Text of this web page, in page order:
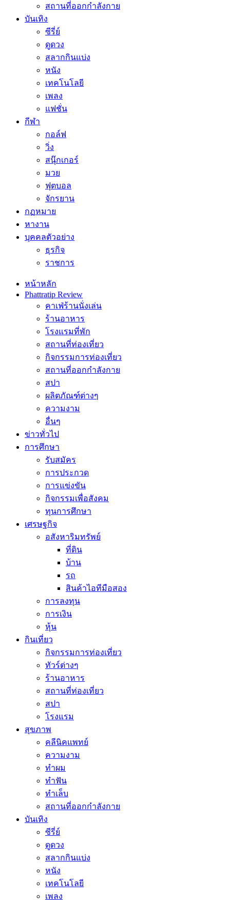
สถานที่ออกกำลังกาย
บันเทิง
ซีรี่ย์
ดูดวง
สลากกินแบ่ง
หนัง
เทคโนโลยี
เพลง
แฟชั่น
กีฬา
กอล์ฟ
วิ่ง
สนุ๊กเกอร์
มวย
ฟุตบอล
จักรยาน
กฏหมาย
หางาน
บุคคลตัวอย่าง
ธุรกิจ
ราชการ
หน้าหลัก
Phattratip Review
คาเฟ่ร้านนั่งเล่น
ร้านอาหาร
โรงแรมที่พัก
สถานที่ท่องเที่ยว
กิจกรรมการท่องเที่ยว
สถานที่ออกกำลังกาย
สปา
ผลิตภัณฑ์ต่างๆ
ความงาม
อื่นๆ
ข่าวทั่วไป
การศึกษา
รับสมัคร
การประกวด
การแข่งขัน
กิจกรรมเพื่อสังคม
ทุนการศึกษา
เศรษฐกิจ
อสังหาริมทรัพย์
ที่ดิน
บ้าน
รถ
สินค้าไอทีมือสอง
การลงทุน
การเงิน
หุ้น
กินเที่ยว
กิจกรรมการท่องเที่ยว
ทัวร์ต่างๆ
ร้านอาหาร
สถานที่ท่องเที่ยว
สปา
โรงแรม
สุขภาพ
คลีนิคแพทย์
ความงาม
ทำผม
ทำฟัน
ทำเล็บ
สถานที่ออกกำลังกาย
บันเทิง
ซีรี่ย์
ดูดวง
สลากกินแบ่ง
หนัง
เทคโนโลยี
เพลง